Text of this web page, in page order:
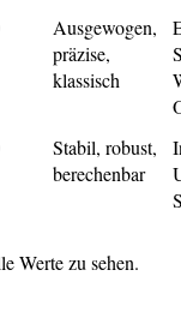
Ausgewogen,
präzise,
klassisch
Stabil, robust,
berechenbar
Werte zu sehen.